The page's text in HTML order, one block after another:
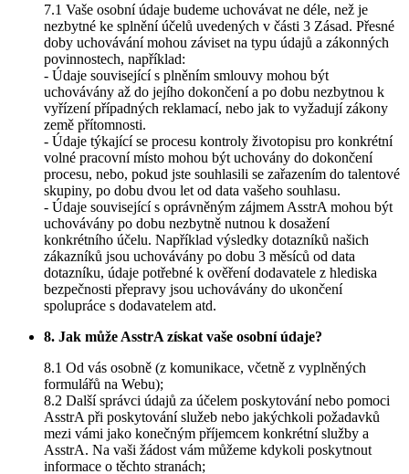
7.1 Vaše osobní údaje budeme uchovávat ne déle, než je
nezbytné ke splnění účelů uvedených v části 3 Zásad. Přesné
doby uchovávání mohou záviset na typu údajů a zákonných
povinnostech, například:
- Údaje související s plněním smlouvy mohou být
uchovávány až do jejího dokončení a po dobu nezbytnou k
vyřízení případných reklamací, nebo jak to vyžadují zákony
země přítomnosti.
- Údaje týkající se procesu kontroly životopisu pro konkrétní
volné pracovní místo mohou být uchovány do dokončení
procesu, nebo, pokud jste souhlasili se zařazením do talentové
skupiny, po dobu dvou let od data vašeho souhlasu.
- Údaje související s oprávněným zájmem AsstrA mohou být
uchovávány po dobu nezbytně nutnou k dosažení
konkrétního účelu. Například výsledky dotazníků našich
zákazníků jsou uchovávány po dobu 3 měsíců od data
dotazníku, údaje potřebné k ověření dodavatele z hlediska
bezpečnosti přepravy jsou uchovávány do ukončení
spolupráce s dodavatelem atd.
8. Jak může AsstrA získat vaše osobní údaje?
8.1 Od vás osobně (z komunikace, včetně z vyplněných
formulářů na Webu);
8.2 Další správci údajů za účelem poskytování nebo pomoci
AsstrA při poskytování služeb nebo jakýchkoli požadavků
mezi vámi jako konečným příjemcem konkrétní služby a
AsstrA. Na vaši žádost vám můžeme kdykoli poskytnout
informace o těchto stranách;